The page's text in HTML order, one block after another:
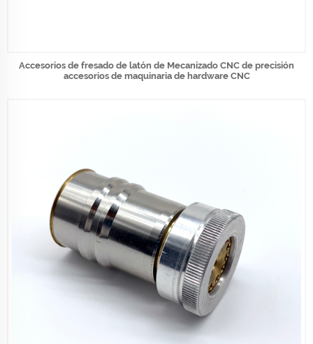
Accesorios de fresado de latón de Mecanizado CNC de precisión
accesorios de maquinaria de hardware CNC